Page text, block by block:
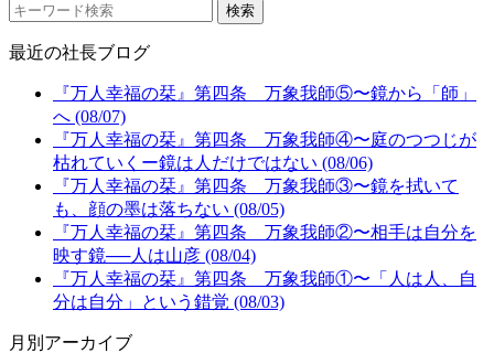
検索
最近の社長ブログ
『万人幸福の栞』第四条 万象我師⑤〜鏡から「師」
へ (08/07)
『万人幸福の栞』第四条 万象我師④〜庭のつつじが
枯れていくー鏡は人だけではない (08/06)
『万人幸福の栞』第四条 万象我師③〜鏡を拭いて
も、顔の墨は落ちない (08/05)
『万人幸福の栞』第四条 万象我師②〜相手は自分を
映す鏡──人は山彦 (08/04)
『万人幸福の栞』第四条 万象我師①〜「人は人、自
分は自分」という錯覚 (08/03)
月別アーカイブ